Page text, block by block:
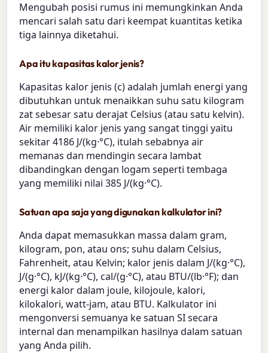
Mengubah posisi rumus ini memungkinkan Anda
mencari salah satu dari keempat kuantitas ketika
tiga lainnya diketahui.
Apa itu kapasitas kalor jenis?
Kapasitas kalor jenis (c) adalah jumlah energi yang
dibutuhkan untuk menaikkan suhu satu kilogram
zat sebesar satu derajat Celsius (atau satu kelvin).
Air memiliki kalor jenis yang sangat tinggi yaitu
sekitar 4186 J/(kg·°C), itulah sebabnya air
memanas dan mendingin secara lambat
dibandingkan dengan logam seperti tembaga
yang memiliki nilai 385 J/(kg·°C).
Satuan apa saja yang digunakan kalkulator ini?
Anda dapat memasukkan massa dalam gram,
kilogram, pon, atau ons; suhu dalam Celsius,
Fahrenheit, atau Kelvin; kalor jenis dalam J/(kg·°C),
J/(g·°C), kJ/(kg·°C), cal/(g·°C), atau BTU/(lb·°F); dan
energi kalor dalam joule, kilojoule, kalori,
kilokalori, watt-jam, atau BTU. Kalkulator ini
mengonversi semuanya ke satuan SI secara
internal dan menampilkan hasilnya dalam satuan
yang Anda pilih.